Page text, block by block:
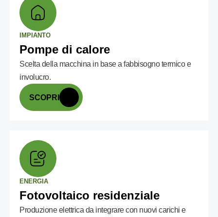
IMPIANTO
Pompe di calore
Scelta della macchina in base a fabbisogno termico e
involucro.
SCOPRI
ENERGIA
Fotovoltaico residenziale
Produzione elettrica da integrare con nuovi carichi e